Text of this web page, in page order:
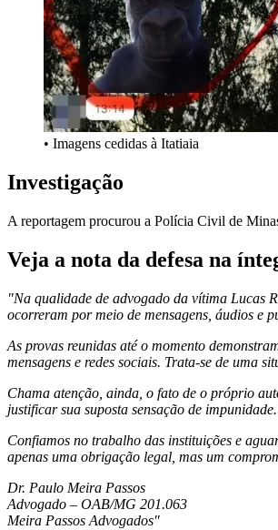
• Imagens cedidas à Itatiaia
Investigação
A reportagem procurou a Polícia Civil de
Veja a nota da defesa na
"Na qualidade de advogado da vítima Lucas
ocorreram por meio de mensagens, áudios e
As provas reunidas até o momento
mensagens e redes sociais. Trata-se de uma
Chama atenção, ainda, o fato de o próprio
justificar sua suposta sensação de
Confiamos no trabalho das instituições e
apenas uma obrigação legal, mas um
Dr. Paulo Meira Passos
Advogado – OAB/MG 201.063
Meira Passos Advogados"